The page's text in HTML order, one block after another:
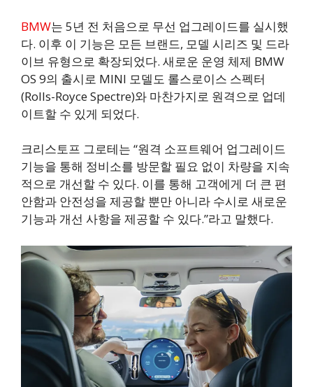
BMW는 5년 전 처음으로 무선 업그레이드를 실시했
다. 이후 이 기능은 모든 브랜드, 모델 시리즈 및 드라
이브 유형으로 확장되었다. 새로운 운영 체제 BMW
OS 9의 출시로 MINI 모델도 롤스로이스 스펙터
(Rolls-Royce Spectre)와 마찬가지로 원격으로 업데
이트할 수 있게 되었다.
크리스토프 그로테는 “원격 소프트웨어 업그레이드
기능을 통해 정비소를 방문할 필요 없이 차량을 지속
적으로 개선할 수 있다. 이를 통해 고객에게 더 큰 편
안함과 안전성을 제공할 뿐만 아니라 수시로 새로운
기능과 개선 사항을 제공할 수 있다.”라고 말했다.